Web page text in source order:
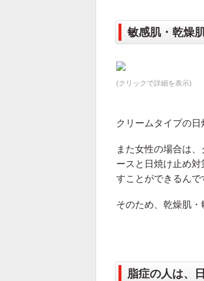
敏感肌・乾燥
(クリックで詳細を表示)
クリームタイプの
また女性の場合は
ースと日焼け止め
すことができるんで
そのため、乾燥肌・
脂症の人は、